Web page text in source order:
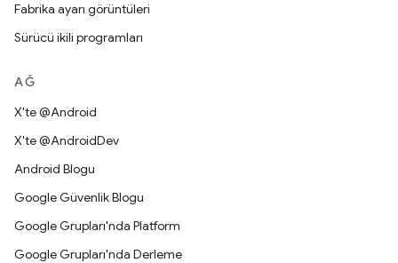
Fabrika ayarı görüntüleri
Sürücü ikili programları
AĞ
X'te @Android
X'te @AndroidDev
Android Blogu
Google Güvenlik Blogu
Google Grupları'nda Platform
Google Grupları'nda Derleme